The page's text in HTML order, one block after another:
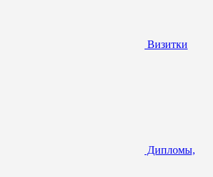
Визитки
Дипломы,